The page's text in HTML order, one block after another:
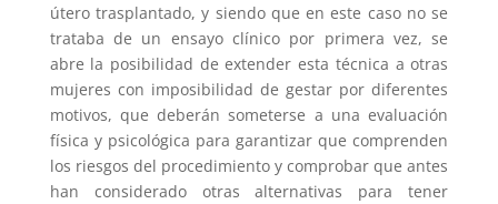
útero trasplantado, y siendo que en este caso no se
trataba de un ensayo clínico por primera vez, se
abre la posibilidad de extender esta técnica a otras
mujeres con imposibilidad de gestar por diferentes
motivos, que deberán someterse a una evaluación
física y psicológica para garantizar que comprenden
los riesgos del procedimiento y comprobar que antes
han considerado otras alternativas para tener